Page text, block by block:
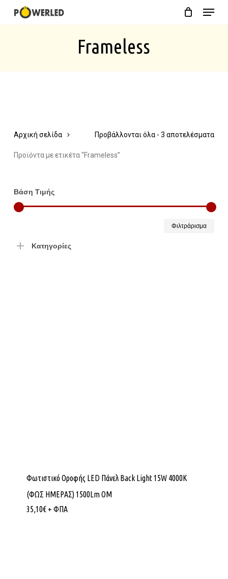
Menu
Frameless
Προβάλλονται όλα - 3 αποτελέσματα
Αρχική σελίδα
Προϊόντα με ετικέτα “Frameless”
Βάση Τιμής
Φιλτράρισμα
Κατηγορίες
Φωτιστικό Οροφής LED Πάνελ Back Light 15W 4000K
(ΦΩΣ ΗΜΕΡΑΣ) 1500Lm ΟΜ
35,10€ + ΦΠΑ